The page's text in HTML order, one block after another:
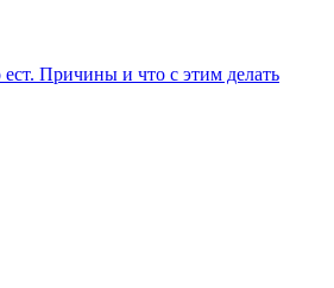
Причины и что с этим делать